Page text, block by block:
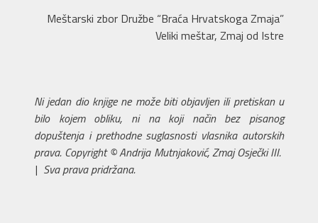
Meštarski zbor Družbe “Braća Hrvatskoga Zmaja”
Veliki meštar, Zmaj od Istre
Ni jedan dio knjige ne može biti objavljen ili pretiskan u
bilo kojem obliku, ni na koji način bez pisanog
dopuštenja i prethodne suglasnosti vlasnika autorskih
prava. Copyright © Andrija Mutnjaković, Zmaj Osječki III.
| Sva prava pridržana.